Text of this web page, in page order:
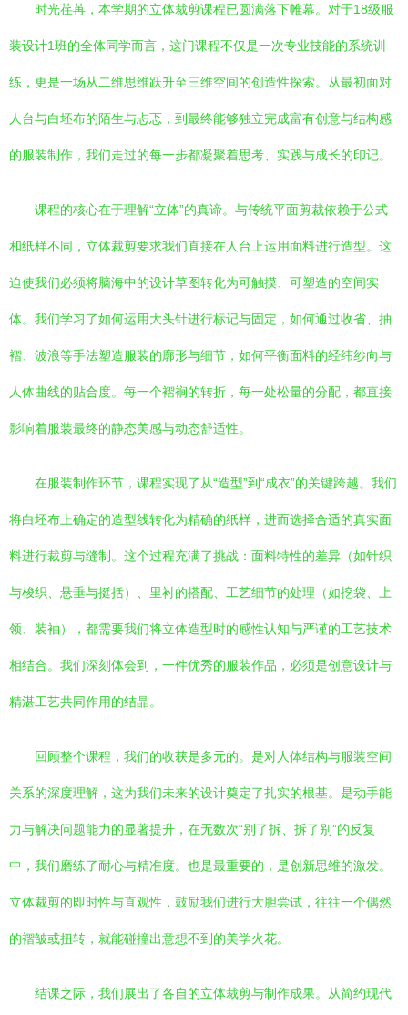
时光荏苒，本学期的立体裁剪课程已圆满落下帷幕。对于18级服
装设计1班的全体同学而言，这门课程不仅是一次专业技能的系统训
练，更是一场从二维思维跃升至三维空间的创造性探索。从最初面对
人台与白坯布的陌生与忐忑，到最终能够独立完成富有创意与结构感
的服装制作，我们走过的每一步都凝聚着思考、实践与成长的印记。
课程的核心在于理解“立体”的真谛。与传统平面剪裁依赖于公式
和纸样不同，立体裁剪要求我们直接在人台上运用面料进行造型。这
迫使我们必须将脑海中的设计草图转化为可触摸、可塑造的空间实
体。我们学习了如何运用大头针进行标记与固定，如何通过收省、抽
褶、波浪等手法塑造服装的廓形与细节，如何平衡面料的经纬纱向与
人体曲线的贴合度。每一个褶裥的转折，每一处松量的分配，都直接
影响着服装最终的静态美感与动态舒适性。
在服装制作环节，课程实现了从“造型”到“成衣”的关键跨越。我们
将白坯布上确定的造型线转化为精确的纸样，进而选择合适的真实面
料进行裁剪与缝制。这个过程充满了挑战：面料特性的差异（如针织
与梭织、悬垂与挺括）、里衬的搭配、工艺细节的处理（如挖袋、上
领、装袖），都需要我们将立体造型时的感性认知与严谨的工艺技术
相结合。我们深刻体会到，一件优秀的服装作品，必须是创意设计与
精湛工艺共同作用的结晶。
回顾整个课程，我们的收获是多元的。是对人体结构与服装空间
关系的深度理解，这为我们未来的设计奠定了扎实的根基。是动手能
力与解决问题能力的显著提升，在无数次“别了拆、拆了别”的反复
中，我们磨练了耐心与精准度。也是最重要的，是创新思维的激发。
立体裁剪的即时性与直观性，鼓励我们进行大胆尝试，往往一个偶然
的褶皱或扭转，就能碰撞出意想不到的美学火花。
结课之际，我们展出了各自的立体裁剪与制作成果。从简约现代